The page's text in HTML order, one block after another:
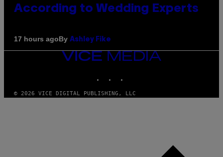
According to Wedding Experts
17 hours agoBy Ashley Fike
VICE
MEDIA
© 2026 VICE DIGITAL PUBLISHING, LLC